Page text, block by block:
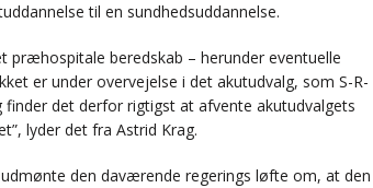
til en sundhedsuddannelse.
præhospitale beredskab – herunder eventuelle
er under overvejelse i det akutudvalg, som S-R-
finder det derfor rigtigst at afvente akutudvalgets
lyder det fra Astrid Krag.
den daværende regerings løfte om, at den